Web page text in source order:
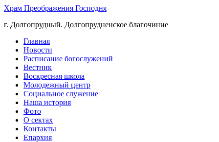
Храм Преображения Господня
г. Долгопрудный. Долгопрудненское благочиние
Главная
Новости
Расписание богослужений
Вестник
Воскресная школа
Молодежный центр
Социальное служение
Наша история
Фото
О сектах
Контакты
Епархия